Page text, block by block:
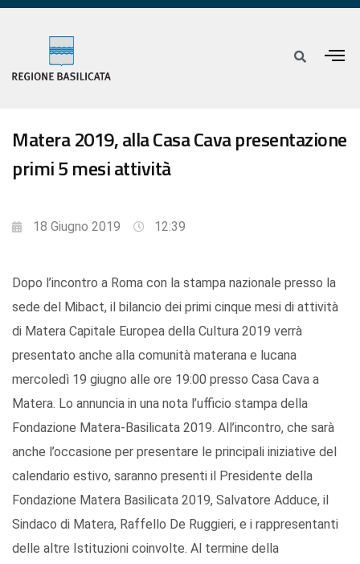
Matera 2019, alla Casa Cava presentazione
primi 5 mesi attività
18 Giugno 2019 12:39
Dopo l’incontro a Roma con la stampa nazionale presso la
sede del Mibact, il bilancio dei primi cinque mesi di attività
di Matera Capitale Europea della Cultura 2019 verrà
presentato anche alla comunità materana e lucana
mercoledì 19 giugno alle ore 19:00 presso Casa Cava a
Matera. Lo annuncia in una nota l’ufficio stampa della
Fondazione Matera-Basilicata 2019. All’incontro, che sarà
anche l’occasione per presentare le principali iniziative del
calendario estivo, saranno presenti il Presidente della
Fondazione Matera Basilicata 2019, Salvatore Adduce, il
Sindaco di Matera, Raffello De Ruggieri, e i rappresentanti
delle altre Istituzioni coinvolte. Al termine della